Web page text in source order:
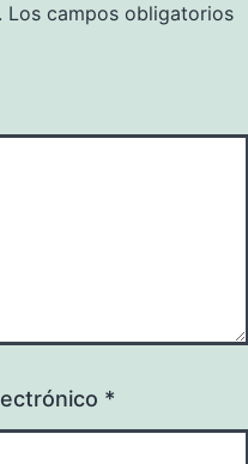
Los campos obligatorios
*